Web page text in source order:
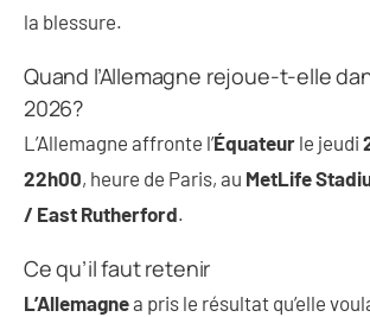
la blessure.
Quand l’Allemagne rejoue-t-elle
2026?
L’Allemagne affronte l’Équateur le jeudi
22h00, heure de Paris, au MetLife
/ East Rutherford.
Ce qu’il faut retenir
L’Allemagnea pris le résultat qu’elle